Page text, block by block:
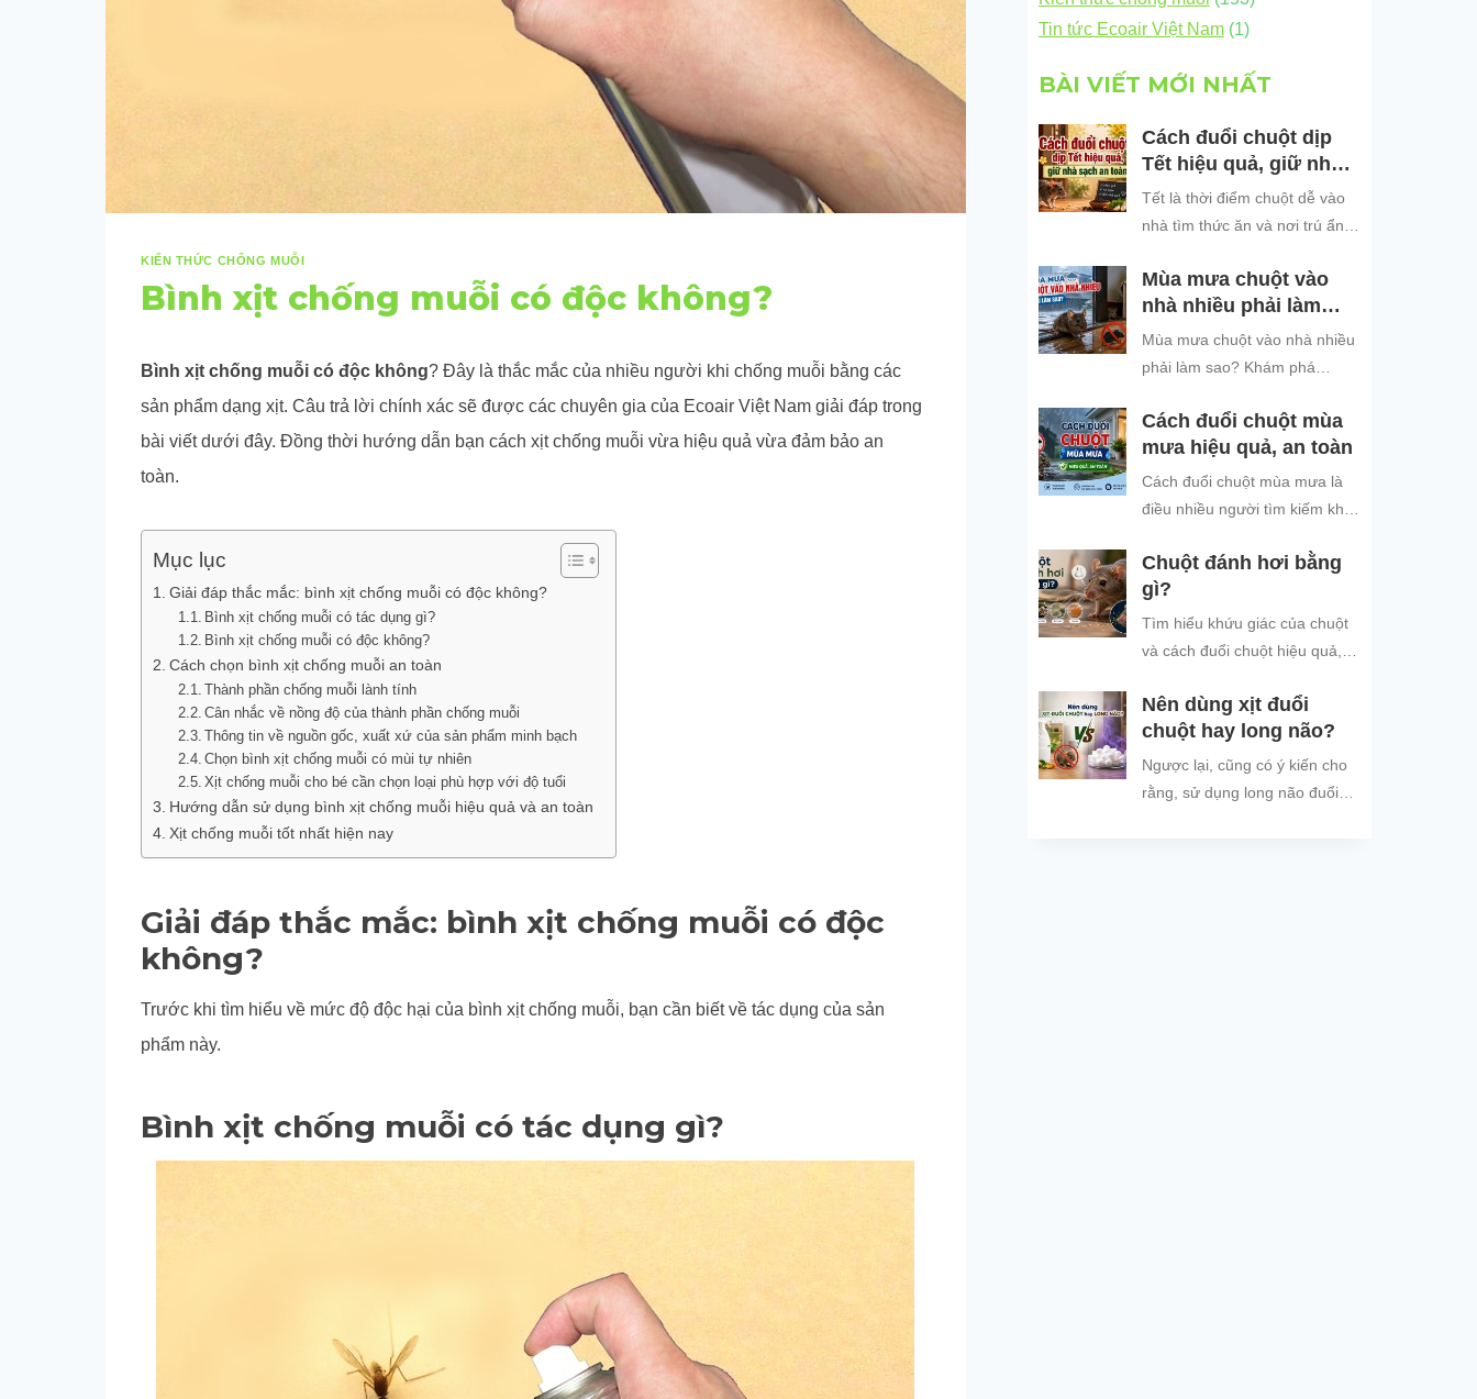
KIẾN THỨC CHỐNG MUỖI
Bình xịt chống muỗi có độc không?
Bình xịt chống muỗi có độc không? Đây là thắc mắc của nhiều người khi chống muỗi bằng các
sản phẩm dạng xịt. Câu trả lời chính xác sẽ được các chuyên gia của Ecoair Việt Nam giải đáp trong
bài viết dưới đây. Đồng thời hướng dẫn bạn cách xịt chống muỗi vừa hiệu quả vừa đảm bảo an
toàn.
Mục lục
Giải đáp thắc mắc: bình xịt chống muỗi có độc không?
Bình xịt chống muỗi có tác dụng gì?
Bình xịt chống muỗi có độc không?
Cách chọn bình xịt chống muỗi an toàn
Thành phần chống muỗi lành tính
Cân nhắc về nồng độ của thành phần chống muỗi
Thông tin về nguồn gốc, xuất xứ của sản phẩm minh bạch
Chọn bình xịt chống muỗi có mùi tự nhiên
Xịt chống muỗi cho bé cần chọn loại phù hợp với độ tuổi
Hướng dẫn sử dụng bình xịt chống muỗi hiệu quả và an toàn
Xịt chống muỗi tốt nhất hiện nay
Giải đáp thắc mắc: bình xịt chống muỗi có độc
không?
Trước khi tìm hiểu về mức độ độc hại của bình xịt chống muỗi, bạn cần biết về tác dụng của sản
phẩm này.
Bình xịt chống muỗi có tác dụng gì?
Tin tức Ecoair Việt Nam(1)
BÀI VIẾT MỚI NHẤT
Cách đuổi chuột dịp
Tết hiệu quả, giữ nhà
sạch an toàn
Tết là thời điểm chuột dễ vào
nhà tìm thức ăn và nơi trú ẩn.
chuột dịp Tết hiệu quả, an toàn
và dễ áp dụng để giữ không
gian sống sạch sẽ, bảo vệ gia
đình và đón năm mới an tâm.
Mùa mưa chuột vào
nhà nhiều phải làm
sao?
Mùa mưa chuột vào nhà nhiều
phải làm sao? Khám phá
ẩn khi trời mưa và các cách
đuổi chuột, ngăn chuột xâm
nhập hiệu quả, an toàn, giúp
bảo vệ không gian sống sạch
Cách đuổi chuột mùa
mưa hiệu quả, an toàn
Cách đuổi chuột mùa mưa là
điều nhiều người tìm kiếm khi
khiến tình trạng chuột vào nhà
trú...
Chuột đánh hơi bằng
gì?
Tìm hiểu khứu giác của chuột
và cách đuổi chuột hiệu quả,
không thích.
Nên dùng xịt đuổi
chuột hay long não?
Ngược lại, cũng có ý kiến cho
rằng, sử dụng long não đuổi